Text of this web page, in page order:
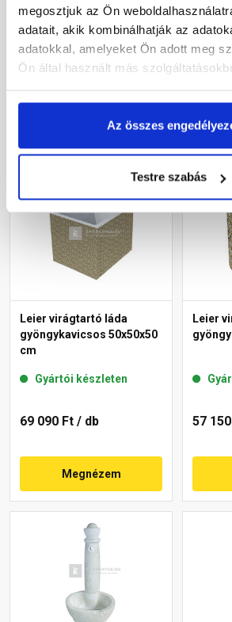
megosztjuk az Ön
adatait, akik kombinálhatják az
adatokkal, amelyeket Ön adott meg
Ön által használt más
Az összes
Testre szabás
60x120x60 cm
Leier virágtartó láda
gyöngykavicsos 50x50x50
cm
Gyártói készleten
69 090 Ft / db
Megnézem
Leier
57